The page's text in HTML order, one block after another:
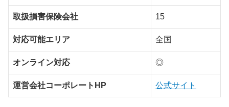
取扱損害保険会社 15
対応可能エリア 全国
オンライン対応 ◎
運営会社コーポレートHP 公式サイト